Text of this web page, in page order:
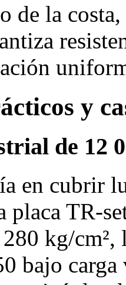
de la
y
de 12
en cubrir
placa
kg/
bajo carga